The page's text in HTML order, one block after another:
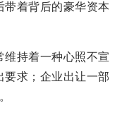
带着背后的豪华资本
持着一种心照不宣
要求；企业出让一部